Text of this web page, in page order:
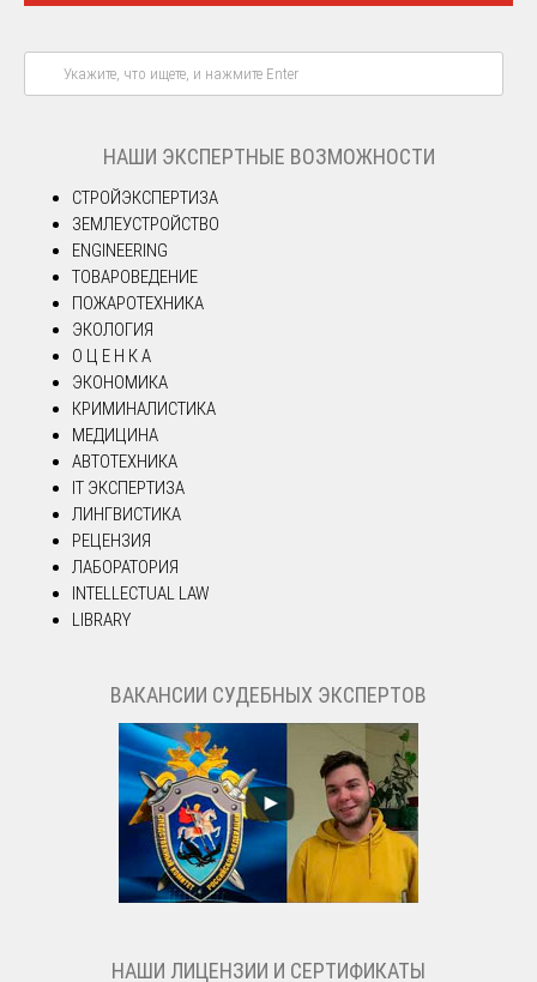
НАШИ ЭКСПЕРТНЫЕ ВОЗМОЖНОСТИ
СТРОЙЭКСПЕРТИЗА
ЗЕМЛЕУСТРОЙСТВО
ENGINEERING
ТОВАРОВЕДЕНИЕ
ПОЖАРОТЕХНИКА
ЭКОЛОГИЯ
О Ц Е Н К А
ЭКОНОМИКА
КРИМИНАЛИСТИКА
МЕДИЦИНА
АВТОТЕХНИКА
IT ЭКСПЕРТИЗА
ЛИНГВИСТИКА
РЕЦЕНЗИЯ
ЛАБОРАТОРИЯ
INTELLECTUAL LAW
LIBRARY
ВАКАНСИИ СУДЕБНЫХ ЭКСПЕРТОВ
НАШИ ЛИЦЕНЗИИ И СЕРТИФИКАТЫ